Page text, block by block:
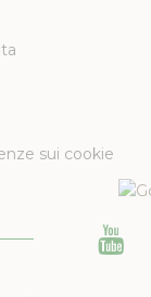
sui cookie